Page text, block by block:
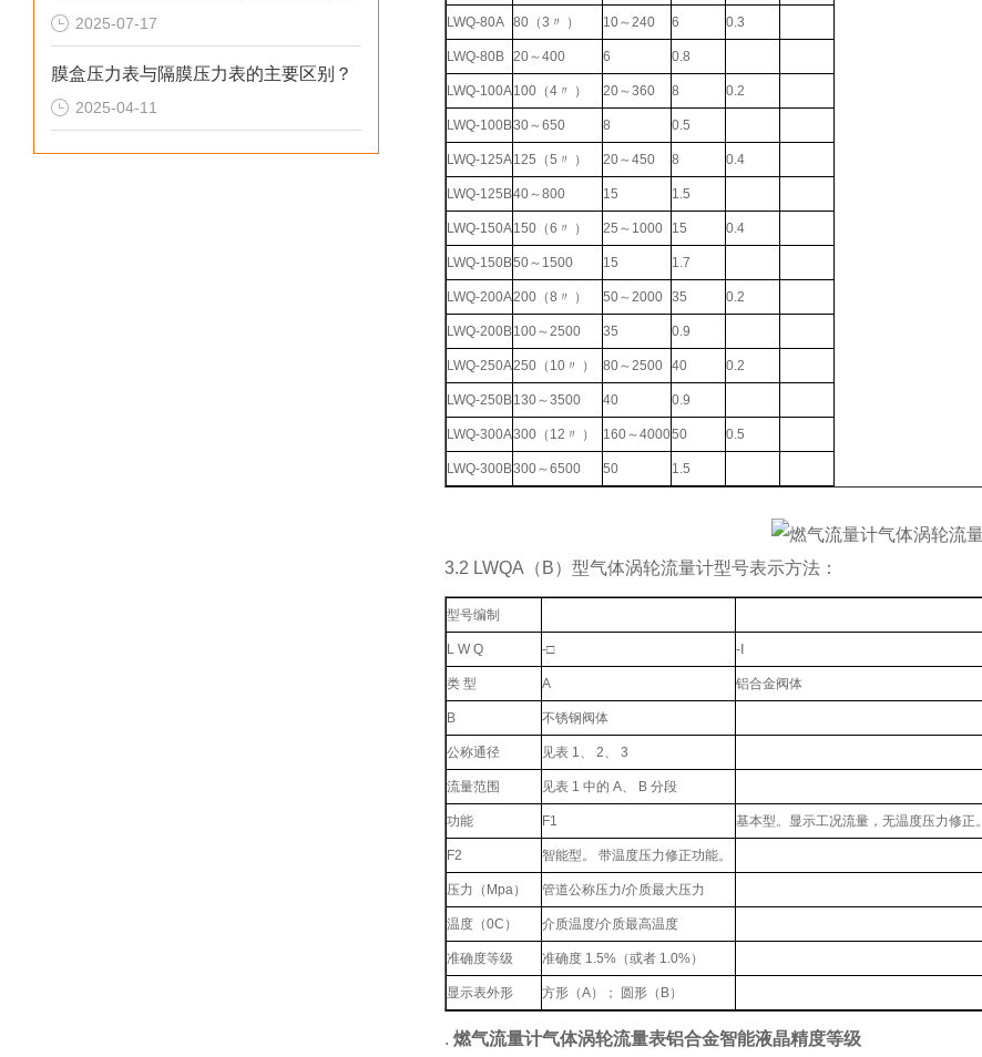
2025-07-17
膜盒压力表与隔膜压力表的主要区别？
2025-04-11
LWQ-80A 80（3〃 ） 10～240 6 0.3
LWQ-80B 20～400 6 0.8
LWQ-100A100（4〃 ） 20～360 8 0.2
LWQ-100B30～650 8 0.5
LWQ-125A125（5〃 ） 20～450 8 0.4
LWQ-125B40～800 15 1.5
LWQ-150A150（6〃 ） 25～1000 15 0.4
LWQ-150B50～1500 15 1.7
LWQ-200A200（8〃 ） 50～2000 35 0.2
LWQ-200B100～2500 35 0.9
LWQ-250A250（10〃 ） 80～2500 40 0.2
LWQ-250B130～3500 40 0.9
LWQ-300A300（12〃 ） 160～400050 0.5
LWQ-300B300～6500 50 1.5
3.2 LWQA（B）型气体涡轮流量计型号表示方法：
型号编制
L W Q -□ -Ⅰ
类 型 A 铝合金阀体
B 不锈钢阀体
公称通径 见表 1、 2、 3
流量范围 见表 1 中的 A、 B 分段
功能 F1 基本型。显示工况流量，无温度压力修正。
F2 智能型。 带温度压力修正功能。
压力（Mpa） 管道公称压力/介质最大压力
温度（0C） 介质温度/介质最高温度
准确度等级 准确度 1.5%（或者 1.0%）
显示表外形 方形（A）； 圆形（B）
. 燃气流量计气体涡轮流量表铝合金智能液晶精度等级